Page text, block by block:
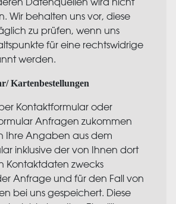
Wir behalten uns vor, diese
zu prüfen, wenn uns
für eine rechtswidrige
werden.
Kartenbestellungen
Kontaktformular oder
Anfragen zukommen
Ihre Angaben aus dem
inklusive der von Ihnen dort
Kontaktdaten zwecks
Anfrage und für den Fall von
bei uns gespeichert. Diese